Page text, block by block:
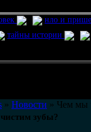
нло и
тайны истории
» Новости » Чем мы
зубы?